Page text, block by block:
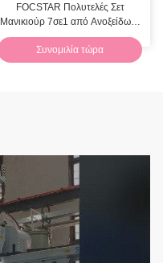
FOCSTAR Πολυτελές Σετ
Μανικιούρ 7σε1 από Ανοξείδωτο
Ατσάλι με Θήκη με Φερμουάρ
Συνομιλία τώρα